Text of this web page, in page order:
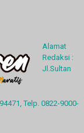
Alamat
Redaksi :
Jl.Sultan
Telp. 0822-9000-